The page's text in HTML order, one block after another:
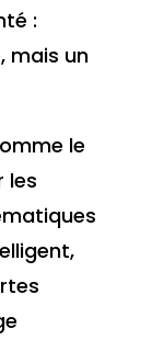
:
mais un
le
les